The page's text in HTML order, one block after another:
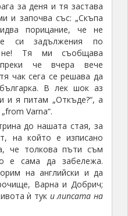
за деня и тя застава
и започва със: „Скъпа
порицание, че не
си задължения по
не! Тя ми съобщава
че вчера вече
чак сега се решава да
В лек шок аз
и я питам „Откъде?“, а
Varna“.
до нашата стая, за
на който е изписано
че толкова пъти съм
е сама да забележа.
на английски и да
Варна и Добрич;
ѝ тук и липсата на